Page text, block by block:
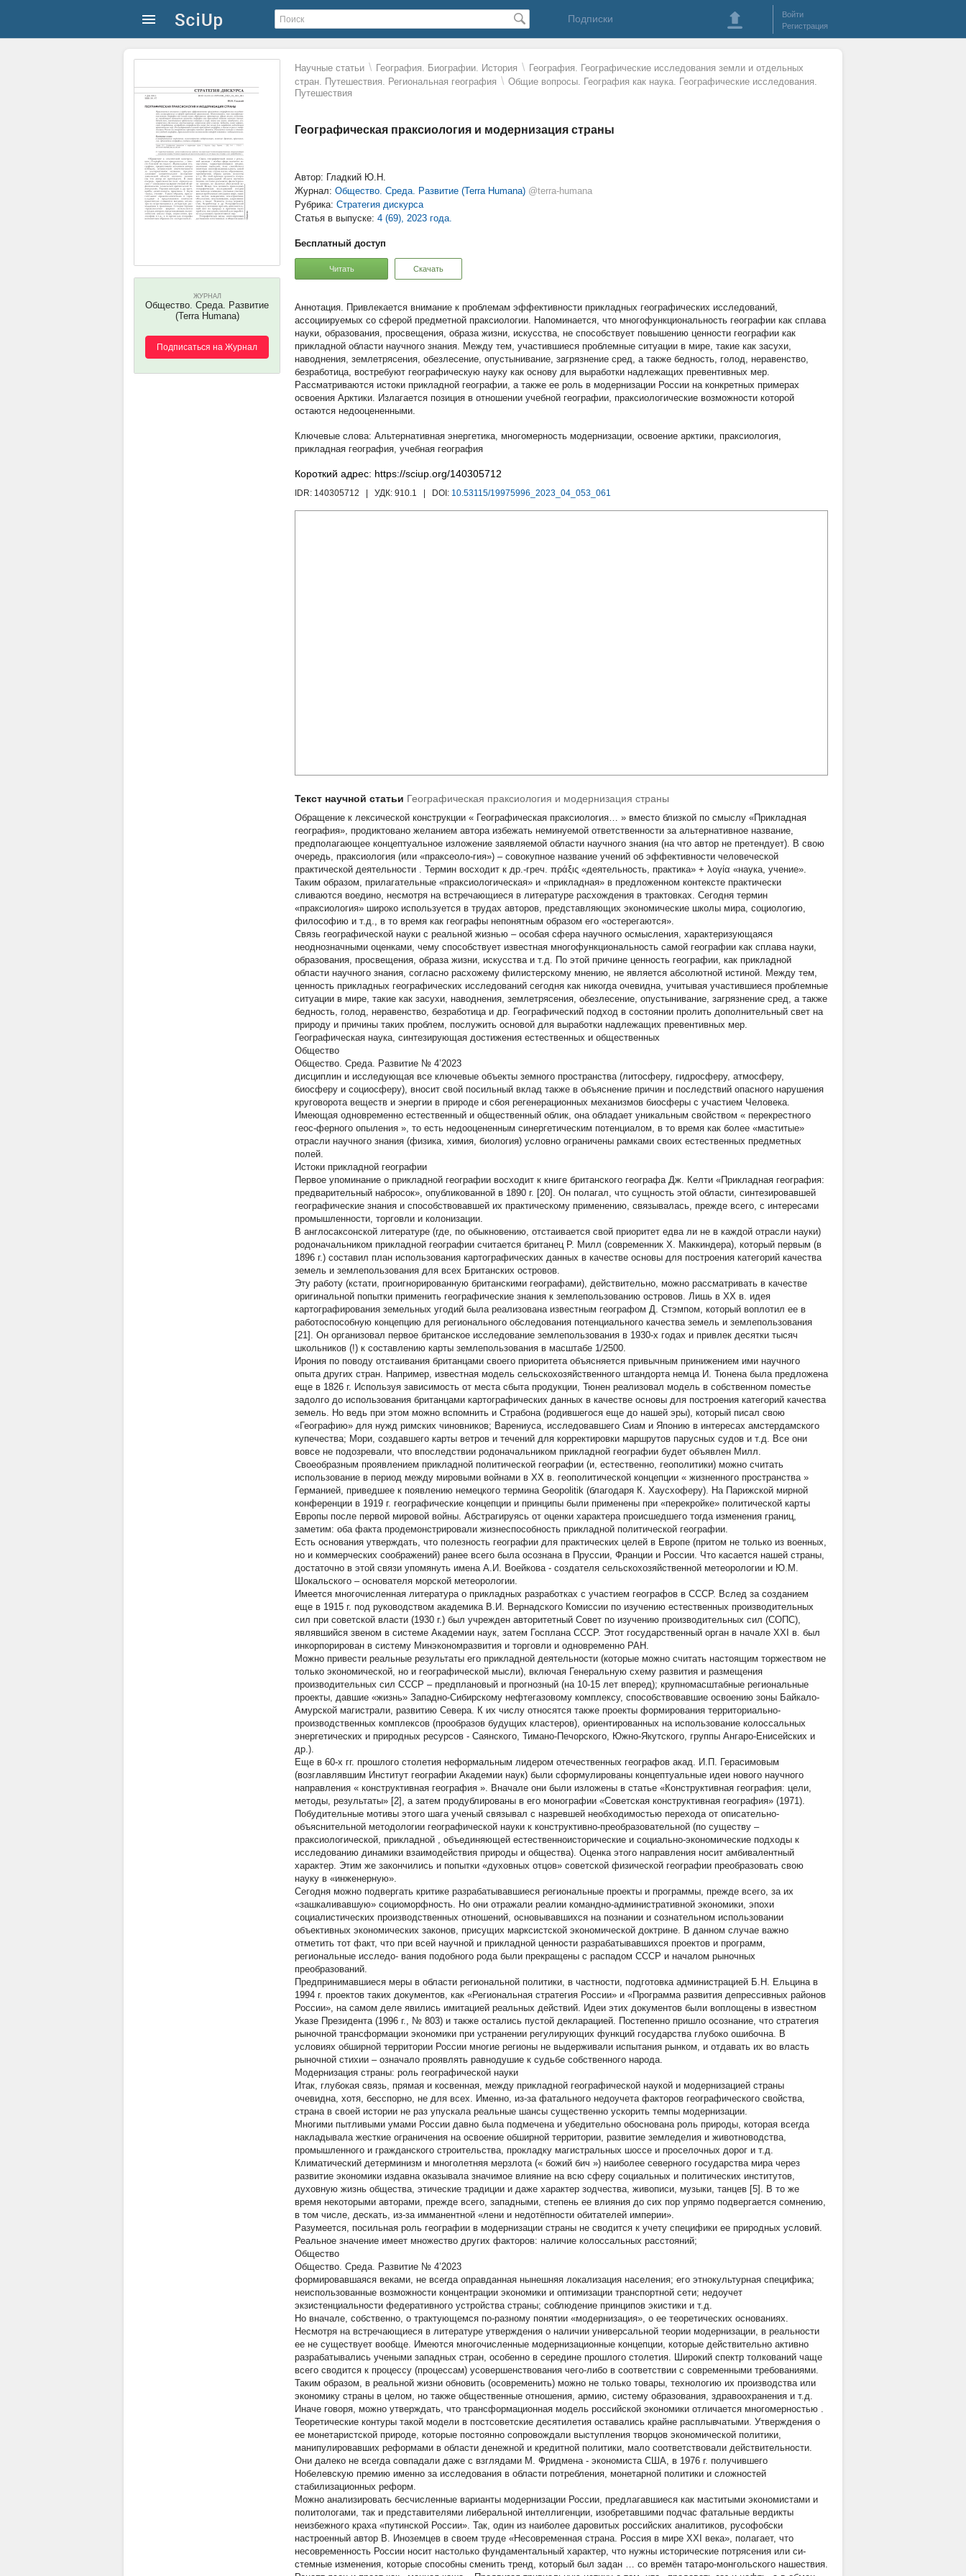
Подписки
Войти
Регистрация
Научные статьи \ География. Биографии. История \ География. Географические исследования земли и отдельных
стран. Путешествия. Региональная география \ Общие вопросы. География как наука. Географические исследования.
Путешествия
Географическая праксиология и модернизация страны
ЖУРНАЛ
Общество. Среда. Развитие
(Terra Humana)
Подписаться на Журнал
Автор: Гладкий Ю.Н.
Журнал: Общество. Среда. Развитие (Terra Humana) @terra-humana
Рубрика: Стратегия дискурса
Статья в выпуске: 4 (69), 2023 года.
Бесплатный доступ
Читать Скачать
Привлекается внимание к проблемам эффективности прикладных географических исследований,
ассоциируемых со сферой предметной праксиологии. Напоминается, что многофункциональность географии как сплава
науки, образования, просвещения, образа жизни, искусства, не способствует повышению ценности географии как
прикладной области научного знания. Между тем, участившиеся проблемные ситуации в мире, такие как засухи,
наводнения, землетрясения, обезлесение, опустынивание, загрязнение сред, а также бедность, голод, неравенство,
безработица, востребуют географическую науку как основу для выработки надлежащих превентивных мер.
Рассматриваются истоки прикладной географии, а также ее роль в модернизации России на конкретных примерах
освоения Арктики. Излагается позиция в отношении учебной географии, праксиологические возможности которой
остаются недооцененными.
Альтернативная энергетика, многомерность модернизации, освоение арктики, праксиология,
прикладная география, учебная география
Короткий адрес: https://sciup.org/140305712
IDR: 140305712 | УДК: 910.1 | DOI: 10.53115/19975996_2023_04_053_061
Текст научной статьи Географическая праксиология и модернизация страны
Обращение к лексической конструкции « Географическая праксиология… » вместо близкой по смыслу «Прикладная
география», продиктовано желанием автора избежать неминуемой ответственности за альтернативное название,
предполагающее концептуальное изложение заявляемой области научного знания (на что автор не претендует). В свою
очередь, праксиология (или «праксеоло-гия») – совокупное название учений об эффективности человеческой
практической деятельности . Термин восходит к др.-греч. πράξις «деятельность, практика» + λογία «наука, учение».
Таким образом, прилагательные «праксиологическая» и «прикладная» в предложенном контексте практически
сливаются воедино, несмотря на встречающиеся в литературе расхождения в трактовках. Сегодня термин
«праксиология» широко используется в трудах авторов, представляющих экономические школы мира, социологию,
философию и т.д., в то время как географы непонятным образом его «остерегаются».
Связь географической науки с реальной жизнью – особая сфера научного осмысления, характеризующаяся
неоднозначными оценками, чему способствует известная многофункциональность самой географии как сплава науки,
образования, просвещения, образа жизни, искусства и т.д. По этой причине ценность географии, как прикладной
области научного знания, согласно расхожему филистерскому мнению, не является абсолютной истиной. Между тем,
ценность прикладных географических исследований сегодня как никогда очевидна, учитывая участившиеся проблемные
ситуации в мире, такие как засухи, наводнения, землетрясения, обезлесение, опустынивание, загрязнение сред, а также
бедность, голод, неравенство, безработица и др. Географический подход в состоянии пролить дополнительный свет на
природу и причины таких проблем, послужить основой для выработки надлежащих превентивных мер.
Географическая наука, синтезирующая достижения естественных и общественных
Общество
Общество. Среда. Развитие № 4’2023
дисциплин и исследующая все ключевые объекты земного пространства (литосферу, гидросферу, атмосферу,
биосферу и социосферу), вносит свой посильный вклад также в объяснение причин и последствий опасного нарушения
круговорота веществ и энергии в природе и сбоя регенерационных механизмов биосферы с участием Человека.
Имеющая одновременно естественный и общественный облик, она обладает уникальным свойством « перекрестного
геос-ферного опыления », то есть недооцененным синергетическим потенциалом, в то время как более «маститые»
отрасли научного знания (физика, химия, биология) условно ограничены рамками своих естественных предметных
полей.
Истоки прикладной географии
Первое упоминание о прикладной географии восходит к книге британского географа Дж. Келти «Прикладная география:
предварительный набросок», опубликованной в 1890 г. [20]. Он полагал, что сущность этой области, синтезировавшей
географические знания и способствовавшей их практическому применению, связывалась, прежде всего, с интересами
промышленности, торговли и колонизации.
В англосаксонской литературе (где, по обыкновению, отстаивается свой приоритет едва ли не в каждой отрасли науки)
родоначальником прикладной географии считается британец Р. Милл (современник Х. Маккиндера), который первым (в
1896 г.) составил план использования картографических данных в качестве основы для построения категорий качества
земель и землепользования для всех Британских островов.
Эту работу (кстати, проигнорированную британскими географами), действительно, можно рассматривать в качестве
оригинальной попытки применить географические знания к землепользованию островов. Лишь в ХХ в. идея
картографирования земельных угодий была реализована известным географом Д. Стэмпом, который воплотил ее в
работоспособную концепцию для регионального обследования потенциального качества земель и землепользования
[21]. Он организовал первое британское исследование землепользования в 1930-х годах и привлек десятки тысяч
школьников (!) к составлению карты землепользования в масштабе 1/2500.
Ирония по поводу отстаивания британцами своего приоритета объясняется привычным принижением ими научного
опыта других стран. Например, известная модель сельскохозяйственного штандорта немца И. Тюнена была предложена
еще в 1826 г. Используя зависимость от места сбыта продукции, Тюнен реализовал модель в собственном поместье
задолго до использования британцами картографических данных в качестве основы для построения категорий качества
земель. Но ведь при этом можно вспомнить и Страбона (родившегося еще до нашей эры), который писал свою
«Географию» для нужд римских чиновников; Варениуса, исследовавшего Сиам и Японию в интересах амстердамского
купечества; Мори, создавшего карты ветров и течений для корректировки маршрутов парусных судов и т.д. Все они
вовсе не подозревали, что впоследствии родоначальником прикладной географии будет объявлен Милл.
Своеобразным проявлением прикладной политической географии (и, естественно, геополитики) можно считать
использование в период между мировыми войнами в ХХ в. геополитической концепции « жизненного пространства »
Германией, приведшее к появлению немецкого термина Geopolitik (благодаря К. Хаусхоферу). На Парижской мирной
конференции в 1919 г. географические концепции и принципы были применены при «перекройке» политической карты
Европы после первой мировой войны. Абстрагируясь от оценки характера происшедшего тогда изменения границ,
заметим: оба факта продемонстрировали жизнеспособность прикладной политической географии.
Есть основания утверждать, что полезность географии для практических целей в Европе (притом не только из военных,
но и коммерческих соображений) ранее всего была осознана в Пруссии, Франции и России. Что касается нашей страны,
достаточно в этой связи упомянуть имена А.И. Воейкова - создателя сельскохозяйственной метеорологии и Ю.М.
Шокальского – основателя морской метеорологии.
Имеется многочисленная литература о прикладных разработках с участием географов в СССР. Вслед за созданием
еще в 1915 г. под руководством академика В.И. Вернадского Комиссии по изучению естественных производительных
сил при советской власти (1930 г.) был учрежден авторитетный Совет по изучению производительных сил (СОПС),
являвшийся звеном в системе Академии наук, затем Госплана СССР. Этот государственный орган в начале XXI в. был
инкорпорирован в систему Минэкономразвития и торговли и одновременно РАН.
Можно привести реальные результаты его прикладной деятельности (которые можно считать настоящим торжеством не
только экономической, но и географической мысли), включая Генеральную схему развития и размещения
производительных сил СССР – предплановый и прогнозный (на 10-15 лет вперед); крупномасштабные региональные
проекты, давшие «жизнь» Западно-Сибирскому нефтегазовому комплексу, способствовавшие освоению зоны Байкало-
Амурской магистрали, развитию Севера. К их числу относятся также проекты формирования территориально-
производственных комплексов (прообразов будущих кластеров), ориентированных на использование колоссальных
энергетических и природных ресурсов - Саянского, Тимано-Печорского, Южно-Якутского, группы Ангаро-Енисейских и
др.).
Еще в 60-х гг. прошлого столетия неформальным лидером отечественных географов акад. И.П. Герасимовым
(возглавлявшим Институт географии Академии наук) были сформулированы концептуальные идеи нового научного
направления « конструктивная география ». Вначале они были изложены в статье «Конструктивная география: цели,
методы, результаты» [2], а затем продублированы в его монографии «Советская конструктивная география» (1971).
Побудительные мотивы этого шага ученый связывал с назревшей необходимостью перехода от описательно-
объяснительной методологии географической науки к конструктивно-преобразовательной (по существу –
праксиологической, прикладной , объединяющей естественноисторические и социально-экономические подходы к
исследованию динамики взаимодействия природы и общества). Оценка этого направления носит амбивалентный
характер. Этим же закончились и попытки «духовных отцов» советской физической географии преобразовать свою
науку в «инженерную».
Сегодня можно подвергать критике разрабатывавшиеся региональные проекты и программы, прежде всего, за их
«зашкаливавшую» социоморфность. Но они отражали реалии командно-административной экономики, эпохи
социалистических производственных отношений, основывавшихся на познании и сознательном использовании
объективных экономических законов, присущих марксистской экономической доктрине. В данном случае важно
отметить тот факт, что при всей научной и прикладной ценности разрабатывавшихся проектов и программ,
региональные исследо- вания подобного рода были прекращены с распадом СССР и началом рыночных
преобразований.
Предпринимавшиеся меры в области региональной политики, в частности, подготовка администрацией Б.Н. Ельцина в
1994 г. проектов таких документов, как «Региональная стратегия России» и «Программа развития депрессивных районов
России», на самом деле явились имитацией реальных действий. Идеи этих документов были воплощены в известном
Указе Президента (1996 г., № 803) и также остались пустой декларацией. Постепенно пришло осознание, что стратегия
рыночной трансформации экономики при устранении регулирующих функций государства глубоко ошибочна. В
условиях обширной территории России многие регионы не выдерживали испытания рынком, и отдавать их во власть
рыночной стихии – означало проявлять равнодушие к судьбе собственного народа.
Модернизация страны: роль географической науки
Итак, глубокая связь, прямая и косвенная, между прикладной географической наукой и модернизацией страны
очевидна, хотя, бесспорно, не для всех. Именно, из-за фатального недоучета факторов географического свойства,
страна в своей истории не раз упускала реальные шансы существенно ускорить темпы модернизации.
Многими пытливыми умами России давно была подмечена и убедительно обоснована роль природы, которая всегда
накладывала жесткие ограничения на освоение обширной территории, развитие земледелия и животноводства,
промышленного и гражданского строительства, прокладку магистральных шоссе и проселочных дорог и т.д.
Климатический детерминизм и многолетняя мерзлота (« божий бич ») наиболее северного государства мира через
развитие экономики издавна оказывала значимое влияние на всю сферу социальных и политических институтов,
духовную жизнь общества, этические традиции и даже характер зодчества, живописи, музыки, танцев [5]. В то же
время некоторыми авторами, прежде всего, западными, степень ее влияния до сих пор упрямо подвергается сомнению,
в том числе, дескать, из-за имманентной «лени и недотёпности обитателей империи».
Разумеется, посильная роль географии в модернизации страны не сводится к учету специфики ее природных условий.
Реальное значение имеет множество других факторов: наличие колоссальных расстояний;
Общество
Общество. Среда. Развитие № 4’2023
формировавшаяся веками, не всегда оправданная нынешняя локализация населения; его этнокультурная специфика;
неиспользованные возможности концентрации экономики и оптимизации транспортной сети; недоучет
экзистенциальности федеративного устройства страны; соблюдение принципов экистики и т.д.
Но вначале, собственно, о трактующемся по-разному понятии «модернизация», о ее теоретических основаниях.
Несмотря на встречающиеся в литературе утверждения о наличии универсальной теории модернизации, в реальности
ее не существует вообще. Имеются многочисленные модернизационные концепции, которые действительно активно
разрабатывались учеными западных стран, особенно в середине прошлого столетия. Широкий спектр толкований чаще
всего сводится к процессу (процессам) усовершенствования чего-либо в соответствии с современными требованиями.
Таким образом, в реальной жизни обновить (осовременить) можно не только товары, технологию их производства или
экономику страны в целом, но также общественные отношения, армию, систему образования, здравоохранения и т.д.
Иначе говоря, можно утверждать, что трансформационная модель российской экономики отличается многомерностью .
Теоретические контуры такой модели в постсоветские десятилетия оставались крайне расплывчатыми. Утверждения о
ее монетаристской природе, которые постоянно сопровождали выступления творцов экономической политики,
манипулировавших реформами в области денежной и кредитной политики, мало соответствовали действительности.
Они далеко не всегда совпадали даже с взглядами М. Фридмена - экономиста США, в 1976 г. получившего
Нобелевскую премию именно за исследования в области потребления, монетарной политики и сложностей
стабилизационных реформ.
Можно анализировать бесчисленные варианты модернизации России, предлагавшиеся как маститыми экономистами и
политологами, так и представителями либеральной интеллигенции, изобретавшими подчас фатальные вердикты
неизбежного краха «путинской России». Так, один из наиболее даровитых российских аналитиков, русофобски
настроенный автор В. Иноземцев в своем труде «Несовременная страна. Россия в мире XXI века», полагает, что
несовременность России носит настолько фундаментальный характер, что нужны исторические потрясения или си-
стемные изменения, которые способны сменить тренд, который был задан … со времён татаро-монгольского нашествия.